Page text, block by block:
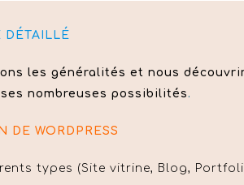
DÉTAILLÉ
les généralités et nous
nombreuses possibilités .
DE WORDPRESS
types (Site vitrine, Blog,